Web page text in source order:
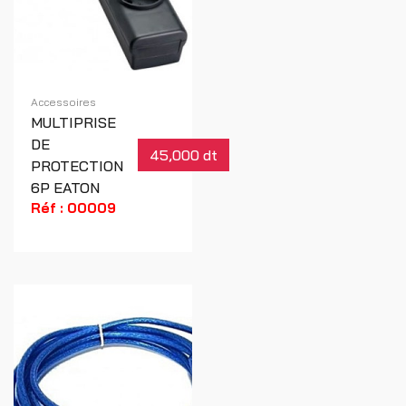
Accessoires
MULTIPRISE
DE
PROTECTION
6P EATON
45,000 dt
Réf : 00009